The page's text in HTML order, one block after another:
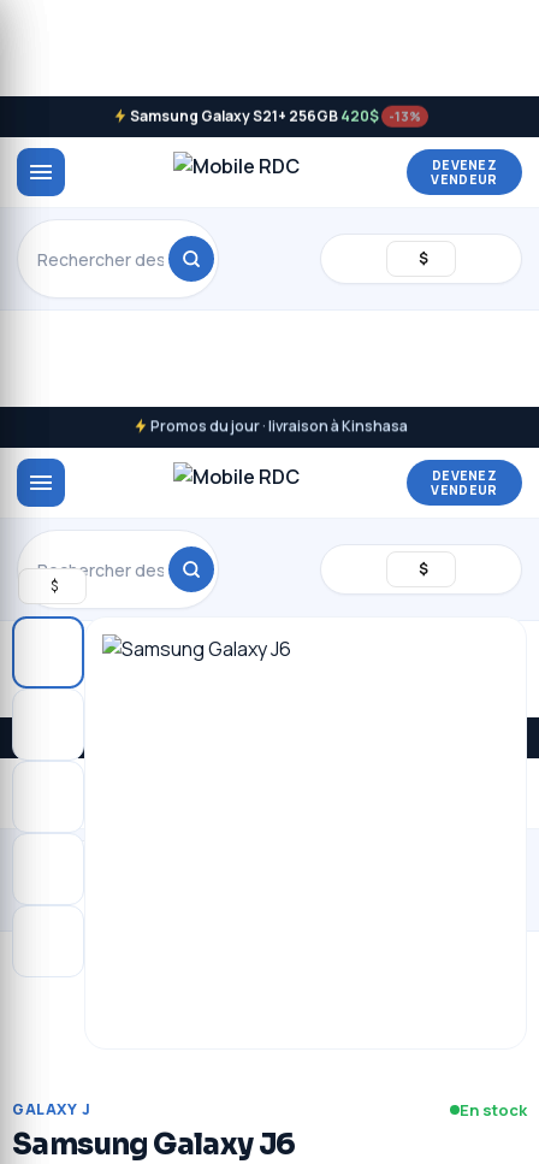
Samsung Galaxy S21+ 256GB 420$ -13%
DEVENEZ
VENDEUR
$
Promos du jour · livraison à Kinshasa
DEVENEZ
VENDEUR
$
Rechercher
$
GALAXY J En stock
Samsung Galaxy J6